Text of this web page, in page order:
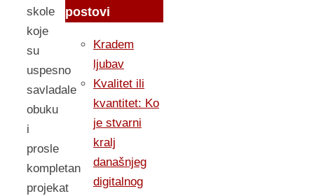
skole
koje
su
uspesno
savladale
obuku
i
prosle
kompletan
projekat
postovi
Kradem
ljubav
Kvalitet ili
kvantitet: Ko
je stvarni
kralj
današnjeg
digitalnog